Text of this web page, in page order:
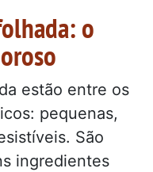
o
estão entre os
pequenas,
São
ingredientes